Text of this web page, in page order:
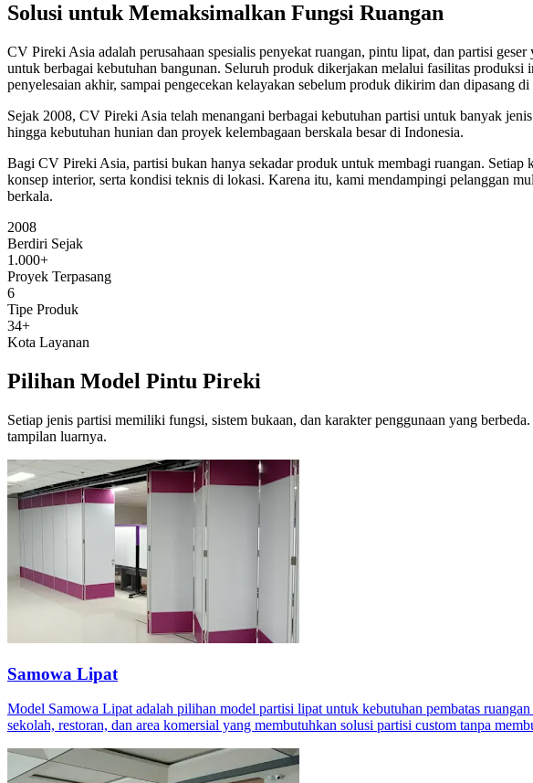
Solusi untukMemaksimalkan Fungsi Ruangan
CV Pireki Asia adalah perusahaan spesialis penyekat ruangan, pintu lipat, dan partisi
untuk berbagai kebutuhan bangunan. Seluruh produk dikerjakan melalui fasilitas
penyelesaian akhir, sampai pengecekan kelayakan sebelum produk dikirim dan dipasang di
Sejak 2008, CV Pireki Asia telah menangani berbagai kebutuhan partisi untuk banyak
hingga kebutuhan hunian dan proyek kelembagaan berskala besar di Indonesia.
Bagi CV Pireki Asia, partisi bukan hanya sekadar produk untuk membagi ruangan. Setiap
konsep interior, serta kondisi teknis di lokasi. Karena itu, kami mendampingi pelanggan
berkala.
2008
Berdiri Sejak
1.000+
Proyek Terpasang
6
Tipe Produk
34+
Kota Layanan
Pilihan Model Pintu Pireki
Setiap jenis partisi memiliki fungsi, sistem bukaan, dan karakter penggunaan yang
tampilan luarnya.
Samowa Lipat
Model Samowa Lipat adalah pilihan model partisi lipat untuk kebutuhan pembatas
sekolah, restoran, dan area komersial yang membutuhkan solusi partisi custom tanpa